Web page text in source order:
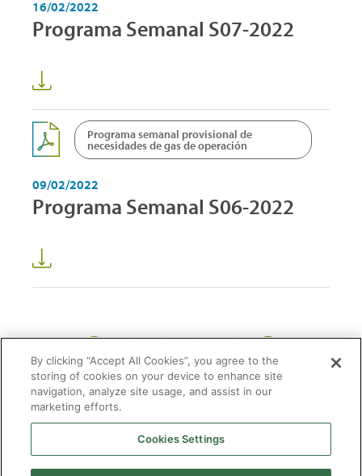
16/02/2022
Programa Semanal S07-2022
Programa semanal provisional de
necesidades de gas de operación
09/02/2022
Programa Semanal S06-2022
By clicking “Accept All Cookies”, you agree to the
storing of cookies on your device to enhance site
navigation, analyze site usage, and assist in our
marketing efforts.
Cookies Settings